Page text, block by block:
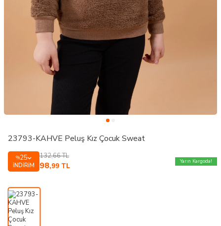
23793-KAHVE Peluş Kız Çocuk Sweat
%25
İNDIRIM
132,66TL
98,99 TL
Yarın Kargoda!